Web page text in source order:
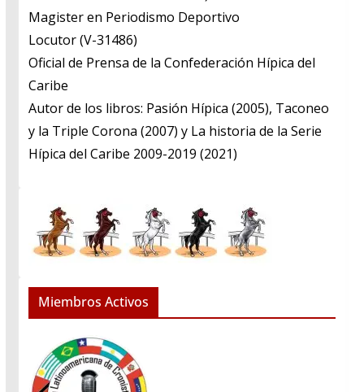
​Magister en Periodismo Deportivo
​Locutor (V-31486)
​Oficial de Prensa de la Confederación Hípica del
Caribe
​Autor de los libros: Pasión Hípica (2005), Taconeo
y la Triple Corona (2007) y La historia de la Serie
Hípica del Caribe 2009-2019 (2021)
Miembros Activos